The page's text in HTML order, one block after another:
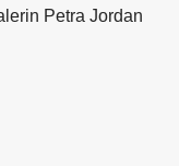
Petra Jordan